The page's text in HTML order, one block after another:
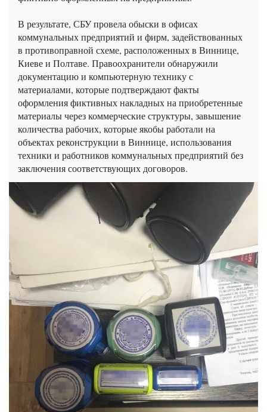
В результате, СБУ провела обыски в офисах
коммунальных предприятий и фирм, задействованных
в противоправной схеме, расположенных в Виннице,
Киеве и Полтаве. Правоохранители обнаружили
документацию и компьютерную технику с
материалами, которые подтверждают факты
оформления фиктивных накладных на приобретенные
материалы через коммерческие структуры, завышение
количества рабочих, которые якобы работали на
объектах реконструкции в Виннице, использования
техники и работников коммунальных предприятий без
заключения соответствующих договоров.